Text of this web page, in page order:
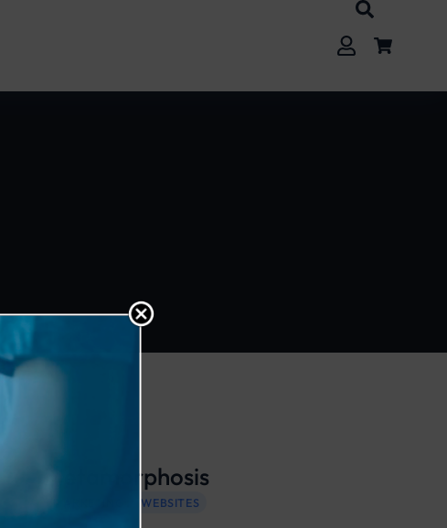
Metamorphosis
WEBSITES